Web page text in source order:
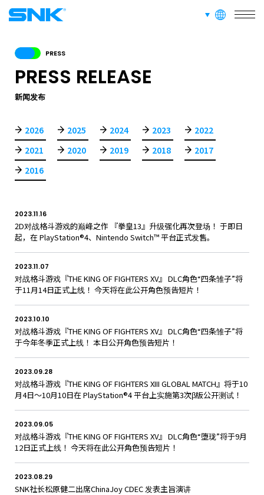
languages
SERVICE
RECRUIT
招聘信息
ABOUT
隐私政策
PRESS
PRESS RELEASE
新闻发布
2026 2025 2024 2023
2022
2021
2020 2019 2018
2017
2016
2023.11.16
2D对战格斗游戏的巅峰之作 『拳皇13』升级强化再次登场！ 于即日
起，在 PlayStation®4、Nintendo Switch™ 平台正式发售。
2023.11.07
对战格斗游戏『THE KING OF FIGHTERS XV』 DLC角色“四条雏子”将
于11月14日正式上线！ 今天将在此公开角色预告短片！
2023.10.10
对战格斗游戏『THE KING OF FIGHTERS XV』 DLC角色“四条雏子”将
于今年冬季正式上线！ 本日公开角色预告短片！
2023.09.28
对战格斗游戏『THE KING OF FIGHTERS XIII GLOBAL MATCH』将于10
月4日～10月10日在 PlayStation®4 平台上实施第3次β版公开测试！
2023.09.05
对战格斗游戏『THE KING OF FIGHTERS XV』 DLC角色“堕珑”将于9月
12日正式上线！ 今天将在此公开角色预告短片！
2023.08.29
SNK社长松原健二出席ChinaJoy CDEC 发表主旨演讲